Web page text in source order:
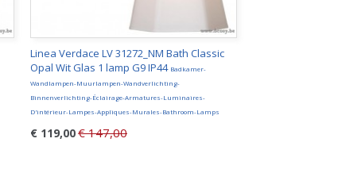
Linea Verdace LV 31272_NM Bath Classic
Opal Wit Glas 1 lamp G9 IP44 Badkamer-
Wandlampen-Muurlampen-Wandverlichting-
Binnenverlichting-Éclairage-Armatures-Luminaires-
D'intérieur-Lampes-Appliques-Murales-Bathroom-Lamps
€ 119,00€ 147,00